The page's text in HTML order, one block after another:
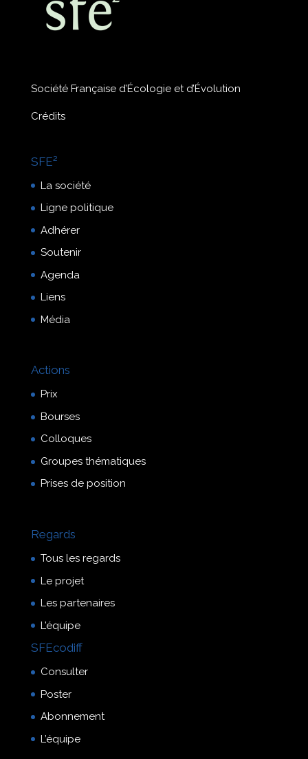
Société Française d’Écologie et d’Évolution
Crédits
SFE²
La société
Ligne politique
Adhérer
Soutenir
Agenda
Liens
Média
Actions
Prix
Bourses
Colloques
Groupes thématiques
Prises de position
Regards
Tous les regards
Le projet
Les partenaires
L’équipe
SFEcodiff
Consulter
Poster
Abonnement
L’équipe